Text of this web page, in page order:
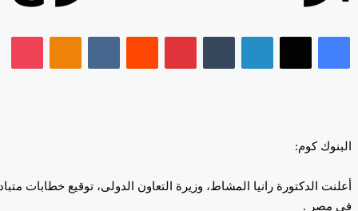
فيسبوك‫X لينكدإن بينتيريست
البنوك كوم:
في مصر .